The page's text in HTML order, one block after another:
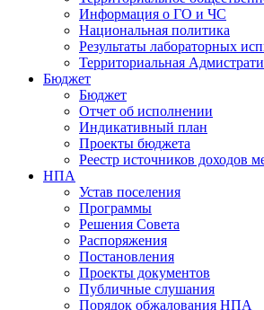
Информация о ГО и ЧС
Национальная политика
Результаты лабораторных
Территориальная
Бюджет
Бюджет
Отчет об исполнении
Индикативный план
Проекты бюджета
Реестр источников доходов
НПА
Устав поселения
Программы
Решения Совета
Распоряжения
Постановления
Проекты документов
Публичные слушания
Порядок обжалования НПА